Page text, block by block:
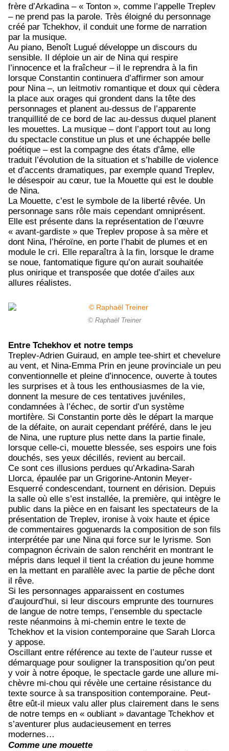
frère d’Arkadina – « Tonton », comme l’appelle Treplev
– ne prend pas la parole. Très éloigné du personnage
créé par Tchekhov, il conduit une forme de narration
par la musique.
Au piano, Benoît Lugué développe un discours du
sensible. Il déploie un air de Nina qui respire
l’innocence et la fraîcheur – il le reprendra à la fin
lorsque Constantin continuera d’affirmer son amour
pour Nina –, un leitmotiv romantique et doux qui cèdera
la place aux orages qui grondent dans la tête des
personnages et planent au-dessus de l’apparente
tranquillité de ce bord de lac au-dessus duquel planent
les mouettes. La musique – dont l’apport tout au long
du spectacle constitue un plus et une échappée belle
poétique – est la compagne des états d’âme, elle
traduit l’évolution de la situation et s’habille de violence
et d’accents dramatiques, par exemple quand Treplev,
le désespoir au cœur, tue la Mouette qui est le double
de Nina.
La Mouette, c’est le symbole de la liberté rêvée. Un
personnage sans rôle mais cependant omniprésent.
Elle est présente dans la représentation de l’œuvre
« avant-gardiste » que Treplev propose à sa mère et
dont Nina, l’héroïne, en porte l’habit de plumes et en
module le cri. Elle reparaîtra à la fin, lorsque le drame
se noue, fantomatique figure qu’on aurait souhaitée
plus onirique et transposée que dotée d’ailes aux
allures réalistes.
© Raphaël Treiner
Entre Tchekhov et notre temps
Treplev-Adrien Guiraud, en ample tee-shirt et chevelure
au vent, et Nina-Emma Prin en jeune provinciale un peu
conventionnelle et pleine d’innocence, ouverte à toutes
les surprises et à tous les enthousiasmes de la vie,
donnent la mesure de ces tentatives juvéniles,
condamnées à l’échec, de sortir d’un système
mortifère. Si Constantin porte dès le départ la marque
de la défaite, on aurait cependant préféré, dans le jeu
de Nina, une rupture plus nette dans la partie finale,
lorsque celle-ci, mouette blessée, ses espoirs une fois
douchés, ses yeux décillés, revient au bercail.
Ce sont ces illusions perdues qu’Arkadina-Sarah
Llorca, épaulée par un Grigorine-Antonin Meyer-
Esquerré condescendant, tournent en dérision. Depuis
la salle où elle s’est installée, la première, qui intègre le
public dans la pièce en en faisant les spectateurs de la
présentation de Treplev, ironise à voix haute et épice
de commentaires goguenards la composition de son fils
interprétée par une Nina qui force sur le lyrisme. Son
compagnon écrivain de salon renchérit en montrant le
mépris dans lequel il tient la création du jeune homme
en la mettant en parallèle avec la partie de pêche dont
il rêve.
Si les personnages apparaissent en costumes
d’aujourd’hui, si leur discours emprunte des tournures
de langue de notre temps, l’ensemble du spectacle
reste néanmoins à mi-chemin entre le texte de
Tchekhov et la vision contemporaine que Sarah Llorca
y appose.
Oscillant entre référence au texte de l’auteur russe et
démarquage pour souligner la transposition qu’on peut
y voir à notre époque, le spectacle garde une allure mi-
chèvre mi-chou qui révèle une certaine résistance du
texte source à sa transposition contemporaine. Peut-
être eût-il mieux valu aller plus clairement dans le sens
de notre temps en « oubliant » davantage Tchekhov et
s’aventurer plus audacieusement en terres
modernes…
Comme une mouette